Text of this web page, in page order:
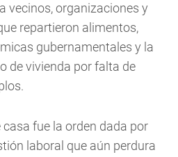
vecinos, organizaciones y
repartieron alimentos,
gubernamentales y la
de vivienda por falta de
fue la orden dada por
laboral que aún perdura